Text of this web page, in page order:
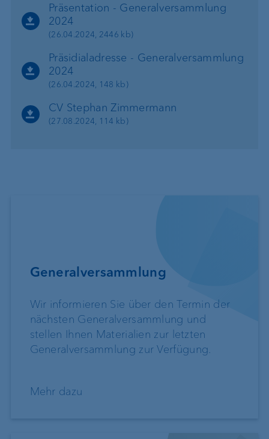
Präsentation - Generalversammlung
2024
(26.04.2024, 2446 kb)
Präsidialadresse - Generalversammlung
2024
(26.04.2024, 148 kb)
CV Stephan Zimmermann
(27.08.2024, 114 kb)
Generalversammlung
Wir informieren Sie über den Termin der
nächsten Generalversammlung und
stellen Ihnen Materialien zur letzten
Generalversammlung zur Verfügung.
Mehr dazu